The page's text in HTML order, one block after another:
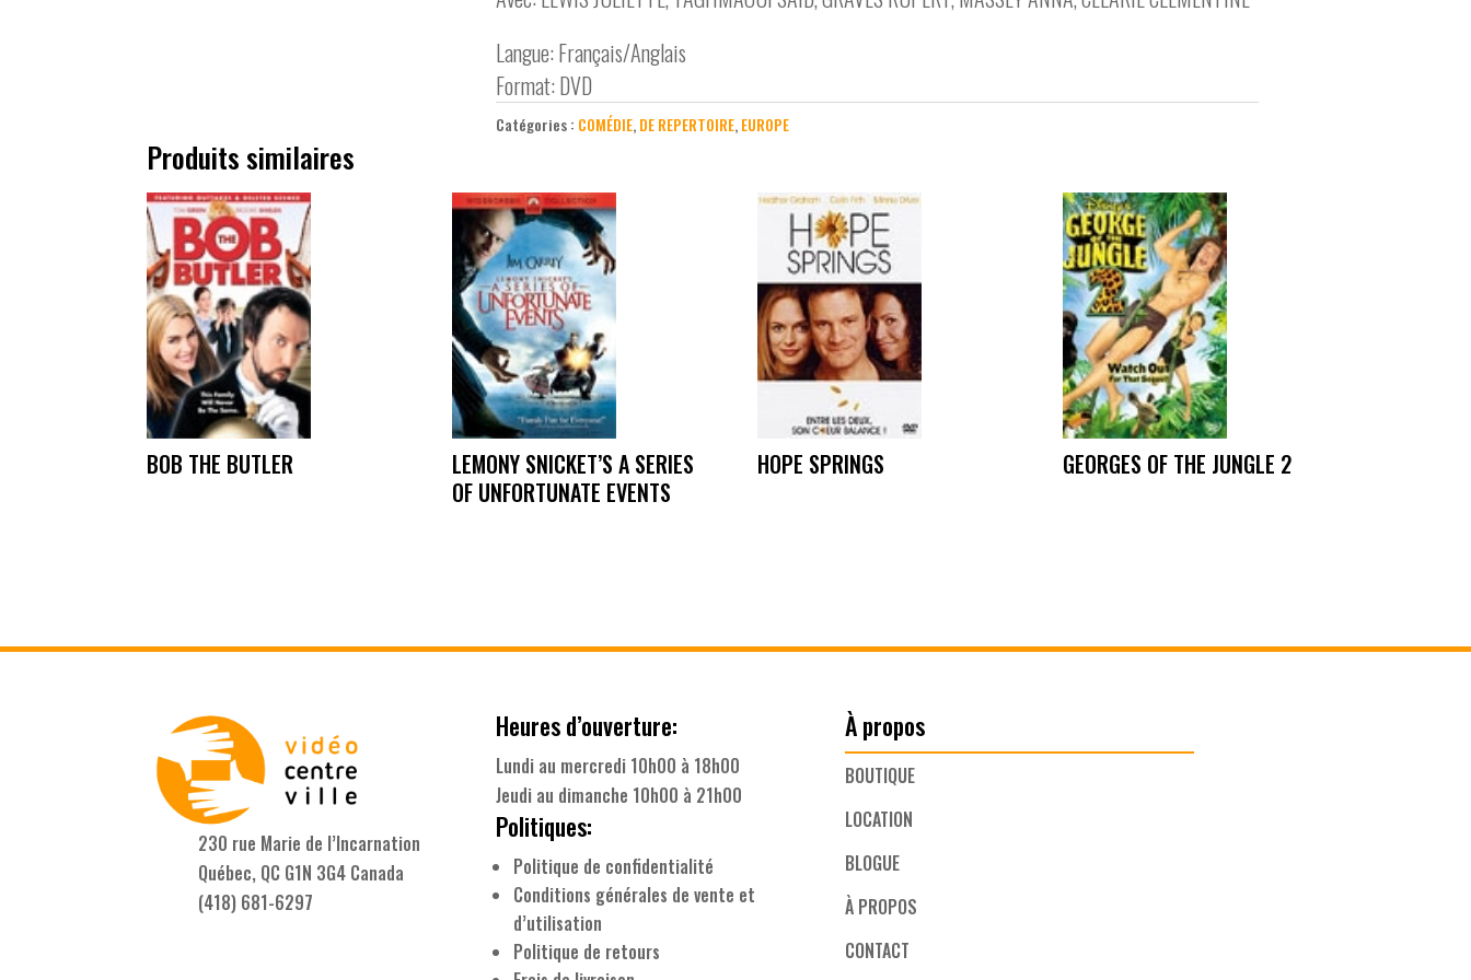
Langue: Français/Anglais
Format: DVD
Catégories : COMÉDIE,DE REPERTOIRE,EUROPE
Produits similaires
BOB THE BUTLER
LEMONY SNICKET’S A SERIES
OF UNFORTUNATE EVENTS
HOPE SPRINGS GEORGES OF THE JUNGLE 2
230 rue Marie de l’Incarnation
Québec, QC G1N 3G4 Canada
(418) 681-6297
Heures d’ouverture:
Lundi au mercredi 10h00 à 18h00
Jeudi au dimanche 10h00 à 21h00
Politiques:
Politique de confidentialité
Conditions générales de vente et
d’utilisation
Politique de retours
À propos
BOUTIQUE
LOCATION
BLOGUE
À PROPOS
CONTACT